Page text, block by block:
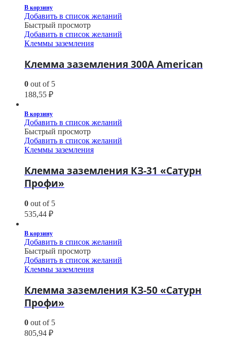
В корзину
Добавить в список желаний
Быстрый просмотр
Добавить в список желаний
Клеммы заземления
Клемма заземления 300A American
0 out of 5
188,55 ₽
В корзину
Добавить в список желаний
Быстрый просмотр
Добавить в список желаний
Клеммы заземления
Клемма заземления КЗ-31 «Сатурн
Профи»
0 out of 5
535,44 ₽
В корзину
Добавить в список желаний
Быстрый просмотр
Добавить в список желаний
Клеммы заземления
Клемма заземления КЗ-50 «Сатурн
Профи»
0 out of 5
805,94 ₽